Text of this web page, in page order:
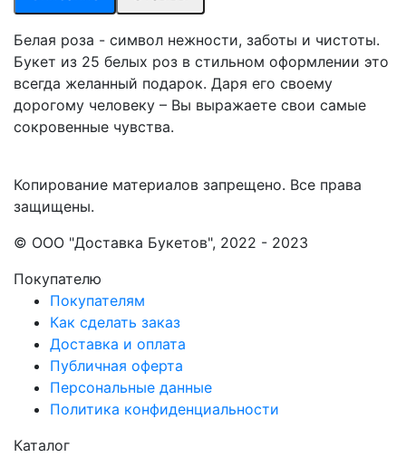
Белая роза - символ нежности, заботы и чистоты.
Букет из 25 белых роз в стильном оформлении это
всегда желанный подарок. Даря его своему
дорогому человеку – Вы выражаете свои самые
сокровенные чувства.
Копирование материалов запрещено. Все права
защищены.
© ООО "Доставка Букетов", 2022 - 2023
Покупателю
Покупателям
Как сделать заказ
Доставка и оплата
Публичная оферта
Персональные данные
Политика конфиденциальности
Каталог